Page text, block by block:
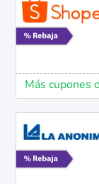
Más cupones